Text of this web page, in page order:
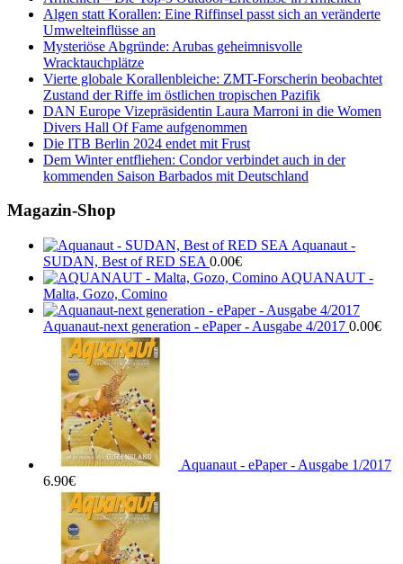
Algen statt Korallen: Eine Riffinsel passt sich an veränderte
Umwelteinflüsse an
Mysteriöse Abgründe: Arubas geheimnisvolle
Wracktauchplätze
Vierte globale Korallenbleiche: ZMT-Forscherin beobachtet
Zustand der Riffe im östlichen tropischen Pazifik
DAN Europe Vizepräsidentin Laura Marroni in die Women
Divers Hall Of Fame aufgenommen
Die ITB Berlin 2024 endet mit Frust
Dem Winter entfliehen: Condor verbindet auch in der
kommenden Saison Barbados mit Deutschland
Magazin-Shop
Aquanaut -
SUDAN, Best of RED SEA 0.00€
AQUANAUT -
Malta, Gozo, Comino
Aquanaut-next generation - ePaper - Ausgabe 4/2017 0.00€
Aquanaut - ePaper - Ausgabe 1/2017
6.90€